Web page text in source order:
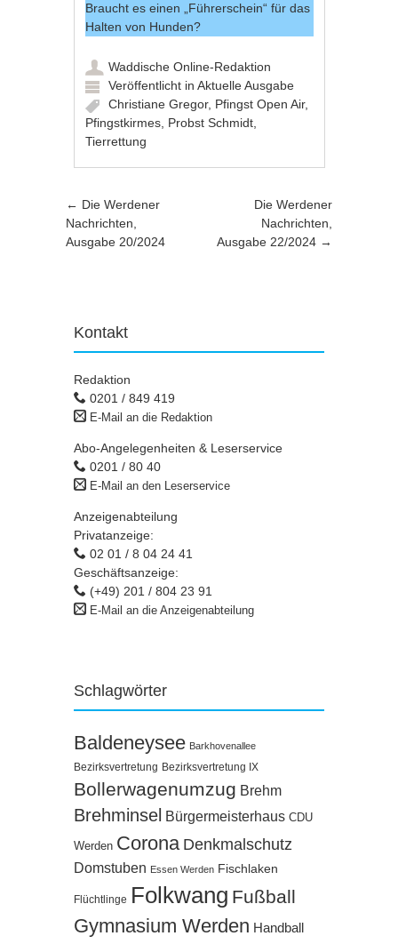
Braucht es einen „Führerschein“ für das
Halten von Hunden?
Waddische Online-Redaktion
Veröffentlicht inAktuelle Ausgabe
Christiane Gregor, Pfingst Open Air,
Pfingstkirmes Probst Schmidt
Tierrettung
Artikel-Navigation
← Die Werdener
Nachrichten,
Ausgabe 20/2024
Die Werdener
Nachrichten,
Ausgabe 22/2024 →
Kontakt
Redaktion
0201 / 849 419
E-Mail an die Redaktion
Abo-Angelegenheiten & Leserservice
0201 / 80 40
E-Mail an den Leserservice
Anzeigenabteilung
Privatanzeige:
02 01 / 8 04 24 41
Geschäftsanzeige:
(+49) 201 / 804 23 91
E-Mail an die Anzeigenabteilung
Schlagwörter
Baldeneysee Barkhovenallee
Bezirksvertretung Bezirksvertretung IX
Bollerwagenumzug Brehm
Brehminsel Bürgermeisterhaus CDU
Werden Corona Denkmalschutz
Domstuben Essen Werden Fischlaken
Flüchtlinge Folkwang Fußball
Gymnasium Werden Handball